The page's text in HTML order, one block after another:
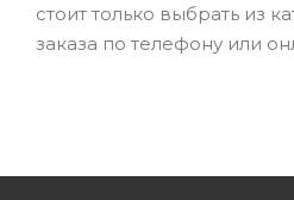
стоит только выбрать из
заказа по телефону или